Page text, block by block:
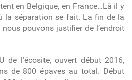
en Belgique, en France…Là il y
la séparation se fait. La fin de la
pouvons justifier de l’endroit
de l’écosite, ouvert début 2016,
de 800 épaves au total. Début